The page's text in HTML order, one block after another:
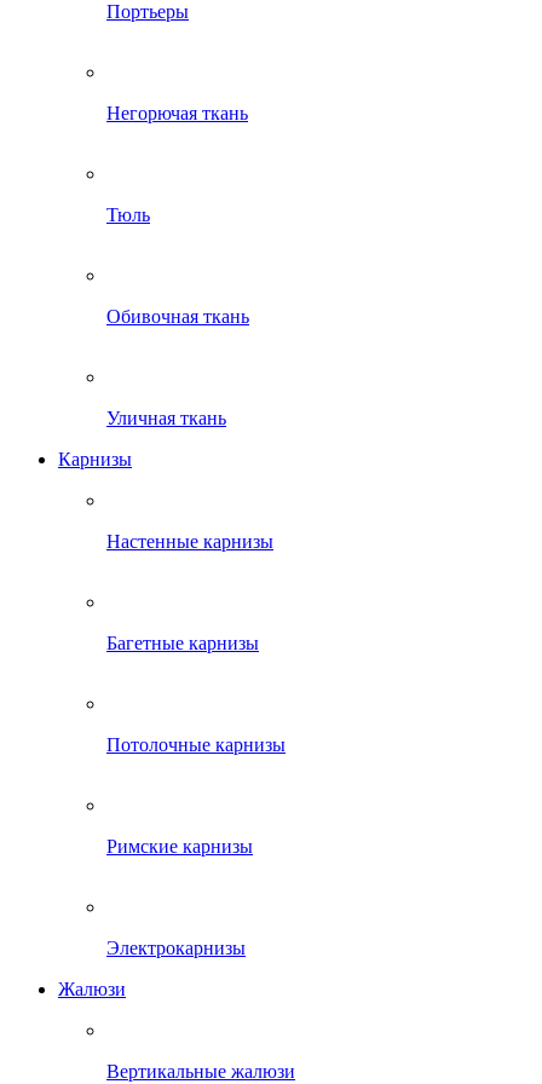
Портьеры
Негорючая ткань
Тюль
Обивочная ткань
Уличная ткань
Карнизы
Настенные карнизы
Багетные карнизы
Потолочные карнизы
Римские карнизы
Электрокарнизы
Жалюзи
Вертикальные жалюзи